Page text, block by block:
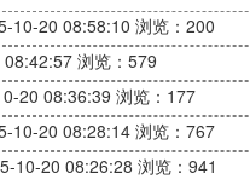
人大礼包，在里面会
火车票软件。在去哪
体验到购票无忧。
款热门的APP。
10-20 08:58:10 浏览：200
浏览：579
20 08:36:39 浏览：177
10-20 08:28:14 浏览：767
10-20 08:26:28 浏览：941